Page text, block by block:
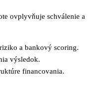
ovplyvňuje schválenie a
a bankový scoring.
výsledok.
financovania.